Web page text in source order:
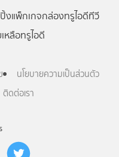
งแพ็กเกจกล่องทรูไอดีทีวี
หลือทรูไอดี
นโยบายความเป็นส่วนตัว
ติดต่อเรา